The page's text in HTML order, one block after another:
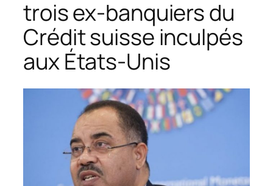
trois ex-banquiers du
Crédit suisse inculpés
aux États-Unis